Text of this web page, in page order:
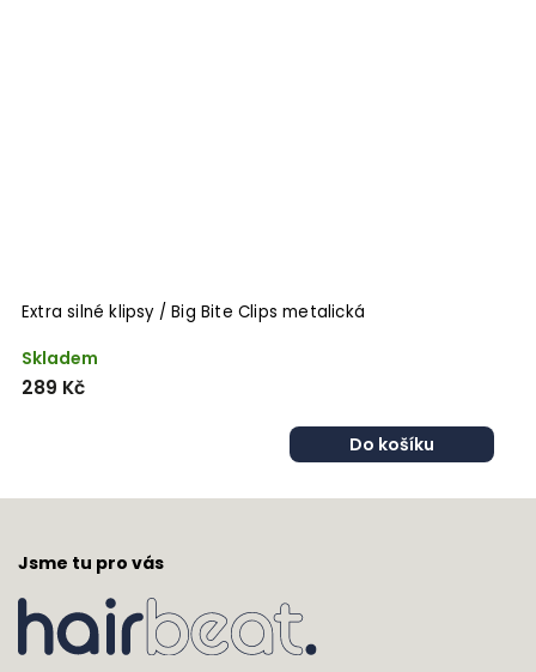
Extra silné klipsy / Big Bite Clips metalická
Skladem
289 Kč
Do košíku
Jsme tu pro vás